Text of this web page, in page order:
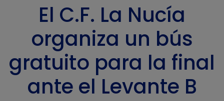
El C.F. La Nucía
organiza un bús
gratuito para la final
ante el Levante B